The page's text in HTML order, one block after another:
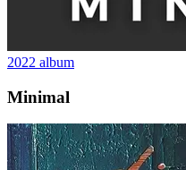
2022 album
Minimal